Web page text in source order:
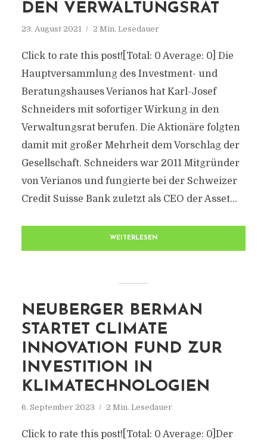
DEN VERWALTUNGSRAT
23. August 2021 2 Min. Lesedauer
Click to rate this post![Total: 0 Average: 0] Die
Hauptversammlung des Investment- und
Beratungshauses Verianos hat Karl-Josef
Schneiders mit sofortiger Wirkung in den
Verwaltungsrat berufen. Die Aktionäre folgten
damit mit großer Mehrheit dem Vorschlag der
Gesellschaft. Schneiders war 2011 Mitgründer
von Verianos und fungierte bei der Schweizer
Credit Suisse Bank zuletzt als CEO der Asset...
WEITERLESEN
NEUBERGER BERMAN
STARTET CLIMATE
INNOVATION FUND ZUR
INVESTITION IN
KLIMATECHNOLOGIEN
6. September 2023 2 Min. Lesedauer
Click to rate this post![Total: 0 Average: 0]Der